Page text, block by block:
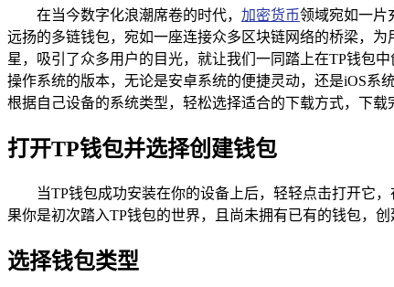
在当今数字化浪潮席卷的时代， 加密货币领域宛如一片
远扬的多链钱包，宛如一座连接众多区块链网络的桥梁，
星，吸引了众多用户的目光，就让我们一同踏上在TP钱包
操作系统的版本，无论是安卓系统的便捷灵动，还是iOS系
根据自己设备的系统类型，轻松选择适合的下载方式，下
打开TP钱包并选择创建钱包
当TP钱包成功安装在你的设备上后，轻轻点击打开它
果你是初次踏入TP钱包的世界，且尚未拥有已有的钱包，
选择钱包类型